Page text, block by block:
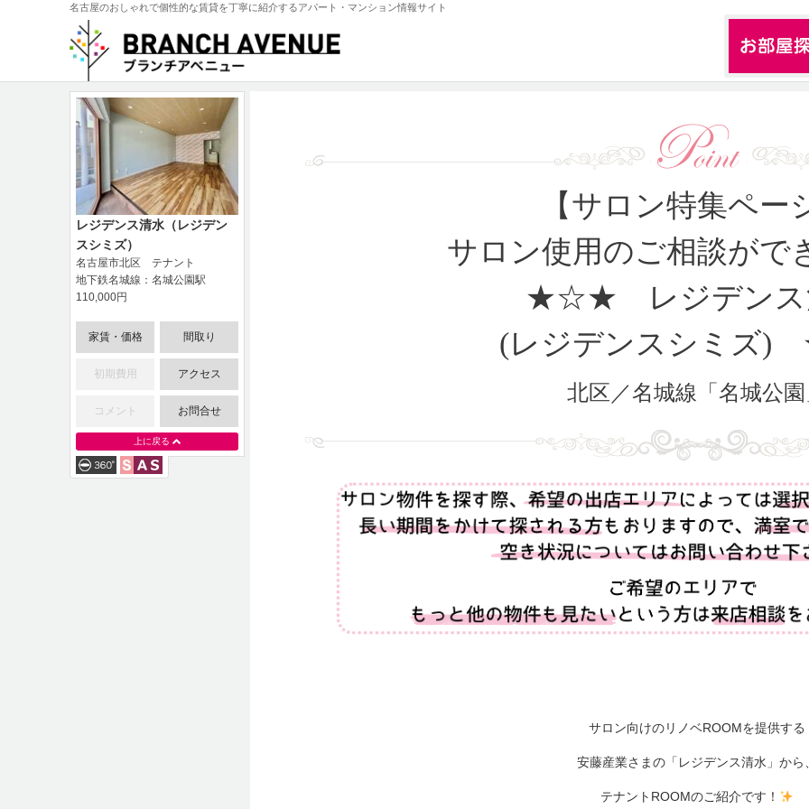
名古屋のおしゃれで個性的な賃貸を丁寧に紹介するアパート・マンション情報サイト
レジデンス清水（レジデン
スシミズ）
名古屋市北区 テナント
地下鉄名城線：名城公園駅
110,000円
家賃・価格 間取り
初期費用 アクセス
コメント お問合せ
上に戻る
【サロン特集ペー
サロン使用のご相談がで
★☆★
レジデン
(レジデンスシミズ)
北区／名城線「名城公
サロン向けのリノベROOMを提供する
安藤産業さまの「レジデンス清水」から
テナントROOMのご紹介です！